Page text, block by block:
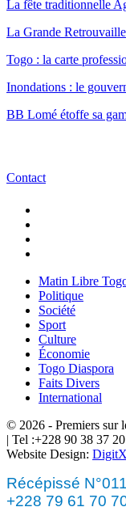
La fête traditionnelle
La Grande
Togo : la carte
Inondations : le
BB Lomé étoffe sa
Contact
Matin Libre
Politique
Société
Sport
Culture
Économie
Togo Diaspora
Faits Divers
International
© 2026 - Premiers sur
| Tel :+228 90 38 37
Website Design:
Récépissé
+228 79 61 70